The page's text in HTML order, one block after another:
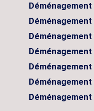
Déménagement